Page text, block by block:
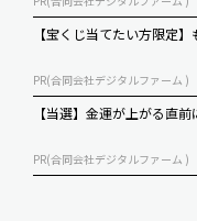
【宝くじ当てたい方限定
PR(合同会社デジタルファーム )
【当選】金運が上がる直
PR(合同会社デジタルファーム )